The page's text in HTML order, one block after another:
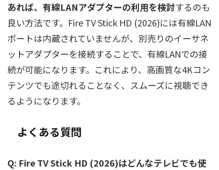
あれば、有線LANアダプターの利用を検討するのも
良い方法です。Fire TV Stick HD (2026)には有線LAN
ポートは内蔵されていませんが、別売りのイーサネ
ットアダプターを接続することで、有線LANでの接
続が可能になります。これにより、高画質な4Kコン
テンツでも途切れることなく、スムーズに視聴でき
るようになります。
よくある質問
Q: Fire TV Stick HD (2026)はどんなテレビでも使